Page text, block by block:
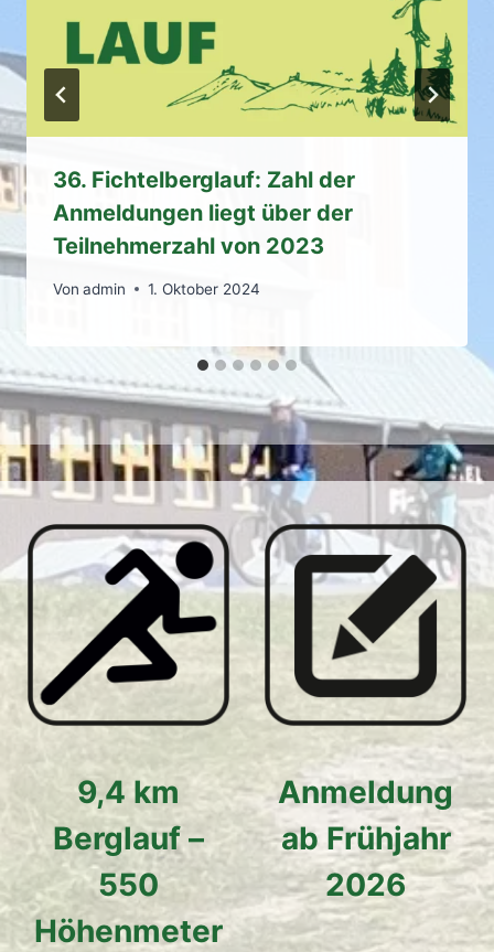
36. Fichtelberglauf: Zahl der
Anmeldungen liegt über der
Teilnehmerzahl von 2023
Von admin 1. Oktober 2024
9,4 km
Berglauf –
550
Höhenmeter
Anmeldung
ab Frühjahr
2026